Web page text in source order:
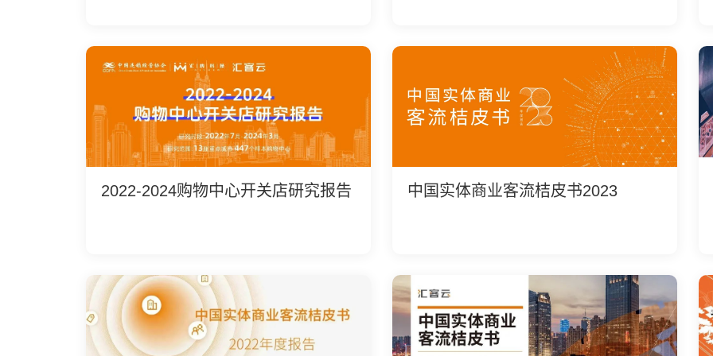
2022-2024购物中心开关店研究报告 中国实体商业客流桔皮书2023